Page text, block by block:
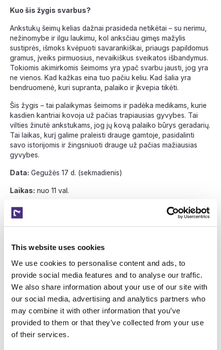
This website uses cookies
We use cookies to personalise content and ads, to
provide social media features and to analyse our traffic.
We also share information about your use of our site with
our social media, advertising and analytics partners who
may combine it with other information that you’ve
provided to them or that they’ve collected from your use
of their services.
Kuo šis žygis svarbus?
Ankstukų šeimų kelias dažnai prasideda netikėtai – su nerimu,
nežinomybe ir ilgu laukimu, kol anksčiau gimęs mažylis
sustiprės, išmoks kvėpuoti savarankiškai, priaugs papildomus
gramus, įveiks pirmuosius, nevaikiškus sveikatos išbandymus.
Tokiomis akimirkomis šeimoms yra ypač svarbu jausti, jog yra
ne vienos. Kad kažkas eina tuo pačiu keliu. Kad šalia yra
bendruomenė, kuri supranta, palaiko ir įkvepia tikėti.
Šis žygis – tai palaikymas šeimoms ir padėka medikams, kurie
kasdien kantriai kovoja už pačias trapiausias gyvybes. Tai
vilties žinutė ankstukams, jog jų kovą palaiko būrys geradarių.
Tai laikas, kurį galime praleisti drauge gamtoje, pasidalinti
savo istorijomis ir žingsniuoti drauge už pačias mažiausias
gyvybes.
Data: Gegužės 17 d. (sekmadienis)
Laikas: nuo 11 val.
Starto vieta:
muziejaus:
https://maps.app.goo.gl/Be7jwrKxfWSU5mQ49
ne tik žygis, bet ir įvairios pramogos mažiesiems. Tinkama ir
su vežimėliais.
~15 000 žingsnių (~2 val.) – aktyvesniems žygeiviams,
norintiems praleisti daugiau laiko gryname ore.
Renginys yraNEMOKAMAS